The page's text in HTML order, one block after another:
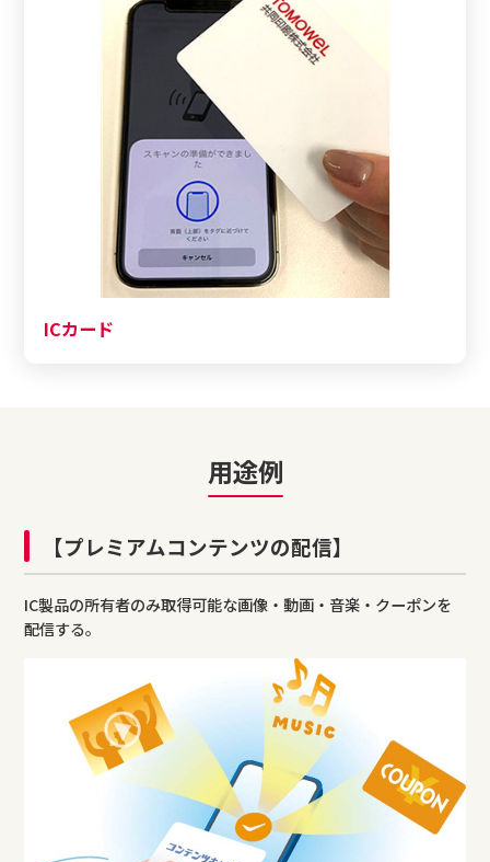
ICカード
用途例
【プレミアムコンテンツの配信】
IC製品の所有者のみ取得可能な画像・動画・音楽・クーポンを
配信する。